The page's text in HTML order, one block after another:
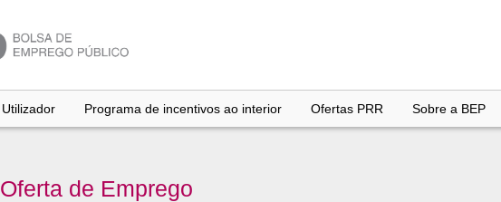
Programa de incentivos ao interior Ofertas PRR Sobre a BEP
de Emprego